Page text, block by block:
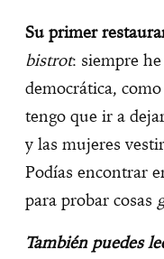
Su primer
bistrot: siempre
democrática,
tengo que ir a
y las mujeres
Podías encontrar
para probar cosas
También puedes